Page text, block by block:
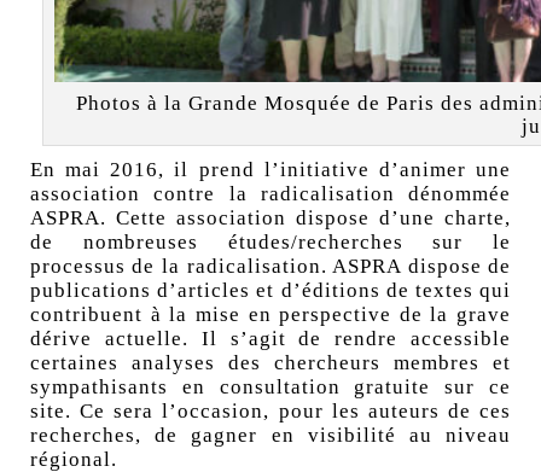
Photos à la Grande Mosquée de Paris des
En mai 2016, il prend l’initiative d’animer une
association contre la radicalisation dénommée
ASPRA. Cette association dispose d’une charte,
de nombreuses études/recherches sur le
processus de la radicalisation. ASPRA dispose de
publications d’articles et d’éditions de textes qui
contribuent à la mise en perspective de la grave
dérive actuelle. Il s’agit de rendre accessible
certaines analyses des chercheurs membres et
sympathisants en consultation gratuite sur ce
site. Ce sera l’occasion, pour les auteurs de ces
recherches, de gagner en visibilité au niveau
régional.